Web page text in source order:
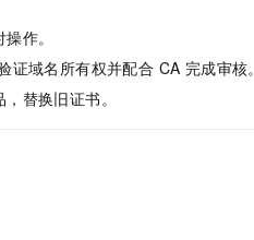
作。
证域名所有权并配合 CA 完成审核。
替换旧证书。